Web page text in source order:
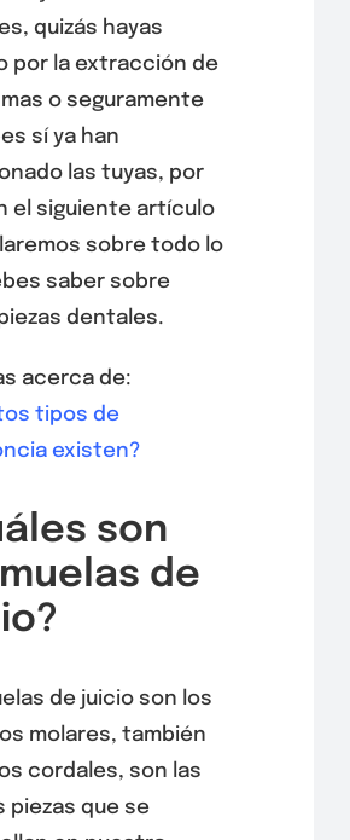
quizás hayas
por la extracción de
o seguramente
sí ya han
las tuyas, por
el siguiente artículo
sobre todo lo
saber sobre
dentales.
acerca de:
tipos de
existen?
son
de
de juicio son los
molares, también
cordales, son las
piezas que se